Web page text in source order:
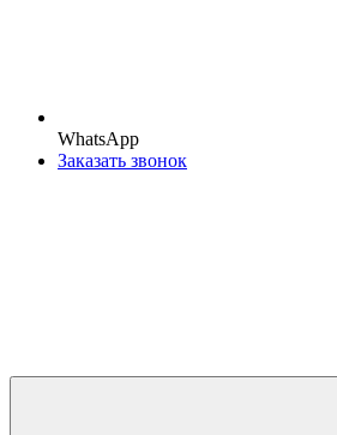
WhatsApp
Заказать звонок